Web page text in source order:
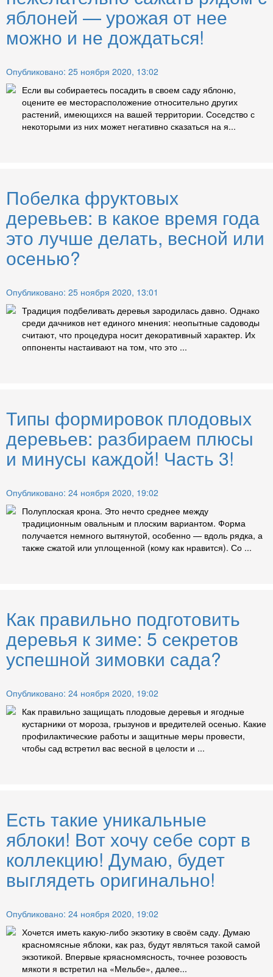
яблоней — урожая от нее
можно и не дождаться!
Опубликовано: 25 ноября 2020, 13:02
Если вы собираетесь посадить в своем саду яблоню,
оцените ее месторасположение относительно других
растений, имеющихся на вашей территории. Соседство с
некоторыми из них может негативно сказаться на я...
Побелка фруктовых
деревьев: в какое время года
это лучше делать, весной или
осенью?
Опубликовано: 25 ноября 2020, 13:01
Традиция подбеливать деревья зародилась давно. Однако
среди дачников нет единого мнения: неопытные садоводы
считают, что процедура носит декоративный характер. Их
оппоненты настаивают на том, что это ...
Типы формировок плодовых
деревьев: разбираем плюсы
и минусы каждой! Часть 3!
Опубликовано: 24 ноября 2020, 19:02
Полуплоская крона. Это нечто среднее между
традиционным овальным и плоским вариантом. Форма
получается немного вытянутой, особенно — вдоль рядка, а
также сжатой или уплощенной (кому как нравится). Со ...
Как правильно подготовить
деревья к зиме: 5 секретов
успешной зимовки сада?
Опубликовано: 24 ноября 2020, 19:02
Как правильно защищать плодовые деревья и ягодные
кустарники от мороза, грызунов и вредителей осенью. Какие
профилактические работы и защитные меры провести,
чтобы сад встретил вас весной в целости и ...
Есть такие уникальные
яблоки! Вот хочу себе сорт в
коллекцию! Думаю, будет
выглядеть оригинально!
Опубликовано: 24 ноября 2020, 19:02
Хочется иметь какую-либо экзотику в своём саду. Думаю
красномясные яблоки, как раз, будут являться такой самой
экзотикой. Впервые кряасномясность, точнее розовость
мякоти я встретил на «Мельбе», далее...